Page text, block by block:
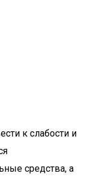
к слабости и
средства, а